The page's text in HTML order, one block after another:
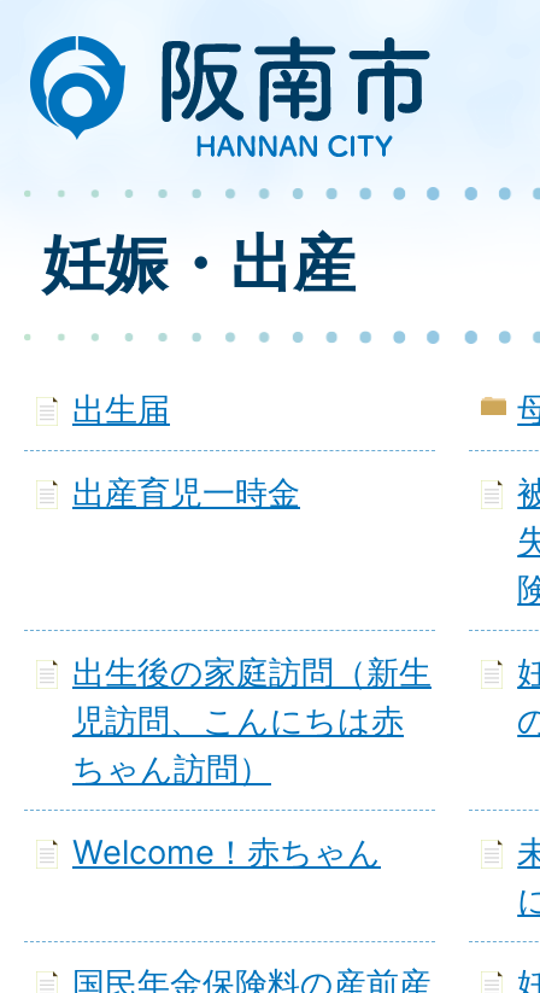
妊娠・出産
出生届
出産育児一時金
出生後の家庭訪問（新生
児訪問、こんにちは赤
ちゃん訪問）
Welcome！赤ちゃん
国民年金保険料の産前産